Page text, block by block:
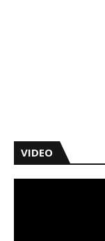
VIDEO